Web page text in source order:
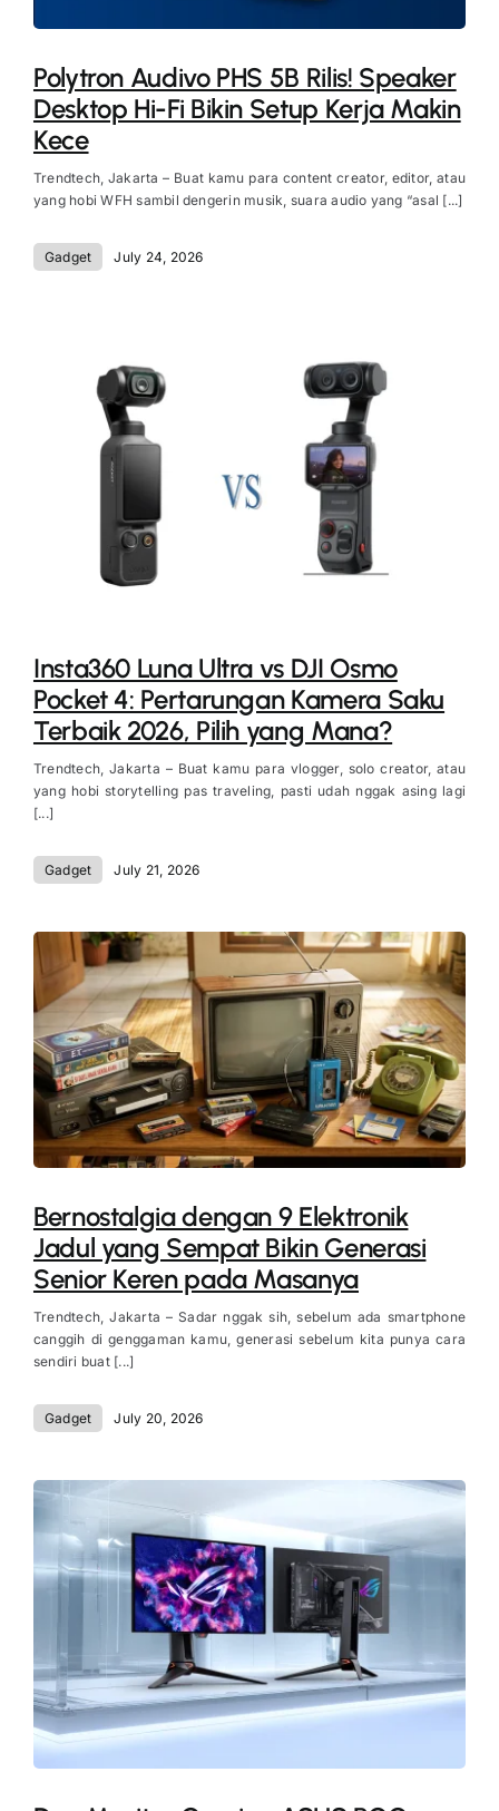
Polytron Audivo PHS 5B Rilis! Speaker
Desktop Hi-Fi Bikin Setup Kerja Makin
Kece
Trendtech, Jakarta – Buat kamu para content creator, editor, atau
yang hobi WFH sambil dengerin musik, suara audio yang “asal [...]
Gadget July 24, 2026
Insta360 Luna Ultra vs DJI Osmo
Pocket 4: Pertarungan Kamera Saku
Terbaik 2026, Pilih yang Mana?
Trendtech, Jakarta – Buat kamu para vlogger, solo creator, atau
yang hobi storytelling pas traveling, pasti udah nggak asing lagi
[...]
Gadget July 21, 2026
Bernostalgia dengan 9 Elektronik
Jadul yang Sempat Bikin Generasi
Senior Keren pada Masanya
Trendtech, Jakarta – Sadar nggak sih, sebelum ada smartphone
canggih di genggaman kamu, generasi sebelum kita punya cara
sendiri buat [...]
Gadget July 20, 2026